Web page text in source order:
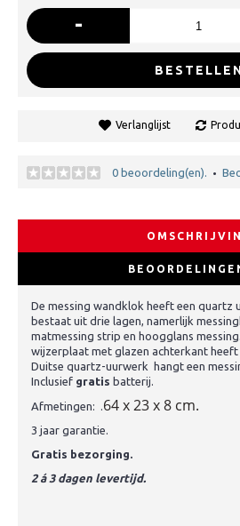
-
Verlanglijst
0 beoordeling(en). •
De messing wandklok heeft een quartz
bestaat uit drie lagen, namerlijk
matmessing strip en hoogglans
wijzerplaat met glazen achterkant
Duitse quartz-uurwerk hangt een
Inclusief gratis batterij.
Afmetingen: .64 x 23 x 8 cm.
3 jaar garantie.
Gratis bezorging.
2 á 3 dagen levertijd.